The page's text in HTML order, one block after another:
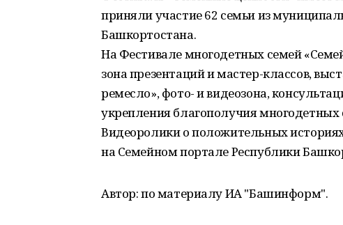
приняли участие 62 семьи из
Башкортостана.
На Фестивале многодетных семей
зона презентаций и мастер-классов,
ремесло», фото- и видеозона,
укрепления благополучия
Видеоролики о положительных
на Семейном портале Республики
Автор: по материалу ИА "Башинформ".